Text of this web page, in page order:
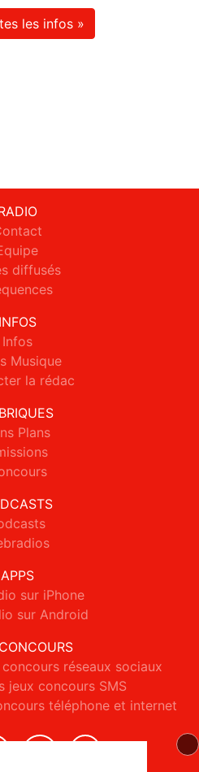
les infos »
diffusés
INFOS
Infos
Musique
la rédac
Plans
APPS
sur iPhone
sur Android
réseaux sociaux
jeux concours SMS
téléphone et internet